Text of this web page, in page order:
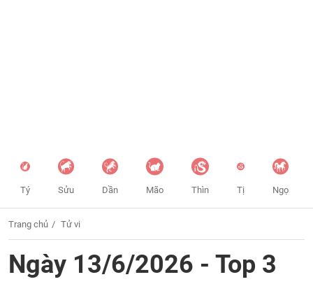
Tý Sửu Dần Mão Thìn Tị Ngọ
Trang chủ Tử vi
Ngày 13/6/2026 - Top 3